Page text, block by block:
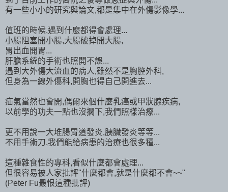
有一些小小的研究與論文,都是集中在外傷影像學...
值班的時候,遇到什麼都得會處理...
小腸阻塞開小腸,大腸破掉開大腸,
胃出血開胃...
肝膽系統的手術也照開不誤...
遇到大外傷大流血的病人,雖然不是胸腔外科,
但身為一線外傷科,開胸也得自己開進去...
疝氣當然也會開,偶爾來個什麼乳癌或甲狀腺疾病,
以前學的功夫一點也沒擱下,我們照樣治療...
更不用說一大堆腸胃道發炎,胰臟發炎等等...
不用手術刀,我們能給病患的治療也很多種...
這種雜食性的專科,看似什麼都會處理...
但很容易被人家批評"什麼都會,就是什麼都不會~~"
(Peter Fu最恨這種批評)